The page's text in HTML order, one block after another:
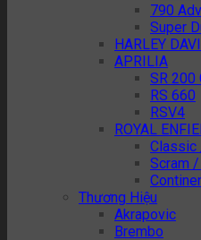
790
Super
HARLEY
APRILIA
SR 200
RS 660
RSV4
ROYAL
Classic
Scram /
Thương Hiệu
Akrapovic
Brembo